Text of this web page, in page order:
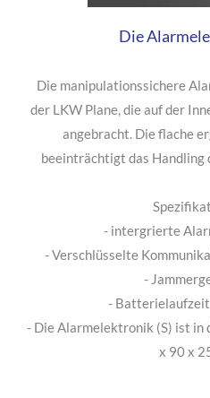
Die
Die manipulationssichere
der LKW Plane, die auf der
beeinträchtigt das Handling
- intergrierte
- Verschlüsselte
-
- Batterielaufzeit